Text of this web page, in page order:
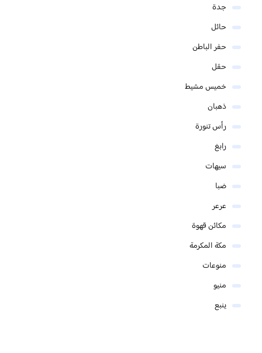
جدة
حائل
حفر الباطن
حقل
خميس مشيط
ذهبان
رأس تنورة
رابغ
سيهات
ضبا
عرعر
مكائن قهوة
مكة المكرمة
منوعات
منيو
ينبع